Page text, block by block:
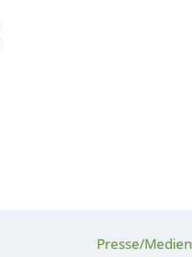
Presse/Medien